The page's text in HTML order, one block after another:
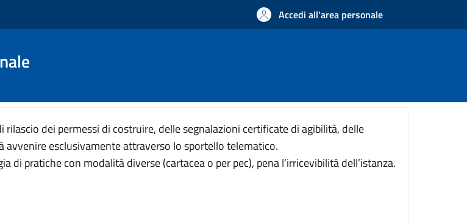
Accedi all'area personale
dei permessi di costruire, delle segnalazioni certificate di agibilità, delle
esclusivamente attraverso lo sportello telematico.
di pratiche con modalità diverse (cartacea o per pec), pena l’irricevibilità dell’istanza.